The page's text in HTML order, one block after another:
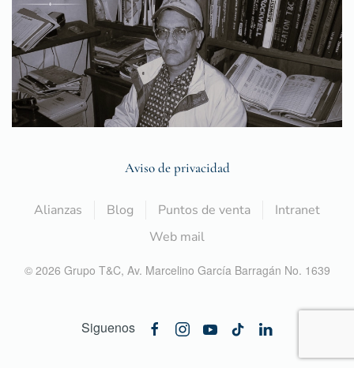
Aviso de privacidad
Alianzas Blog Puntos de venta
Intranet
Web mail
© 2026 Grupo T&C, Av. Marcelino García Barragán No. 1639
Siguenos